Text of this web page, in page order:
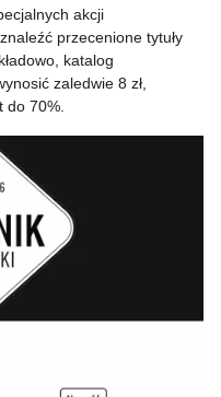
akcji
przecenione tytuły
katalog
zaledwie 8 zł,
do 70%.